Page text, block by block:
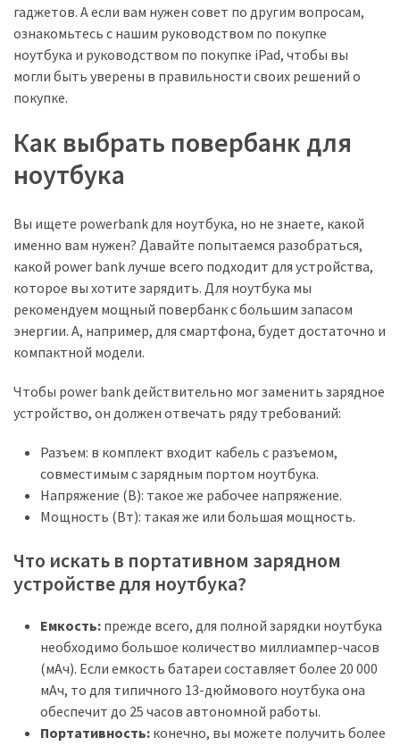
гаджетов. А если вам нужен совет по другим вопросам,
ознакомьтесь с нашим руководством по покупке
ноутбука и руководством по покупке iPad, чтобы вы
могли быть уверены в правильности своих решений о
покупке.
Как выбрать повербанк для
ноутбука
Вы ищете powerbank для ноутбука, но не знаете, какой
именно вам нужен? Давайте попытаемся разобраться,
какой power bank лучше всего подходит для устройства,
которое вы хотите зарядить. Для ноутбука мы
рекомендуем мощный повербанк с большим запасом
энергии. А, например, для смартфона, будет достаточно и
компактной модели.
Чтобы power bank действительно мог заменить зарядное
устройство, он должен отвечать ряду требований:
Разъем: в комплект входит кабель с разъемом,
совместимым с зарядным портом ноутбука.
Напряжение (В): такое же рабочее напряжение.
Мощность (Вт): такая же или большая мощность.
Что искать в портативном зарядном
устройстве для ноутбука?
Емкость: прежде всего, для полной зарядки ноутбука
необходимо большое количество миллиампер-часов
(мАч). Если емкость батареи составляет более 20 000
мАч, то для типичного 13-дюймового ноутбука она
обеспечит до 25 часов автономной работы.
Портативность: конечно, вы можете получить более